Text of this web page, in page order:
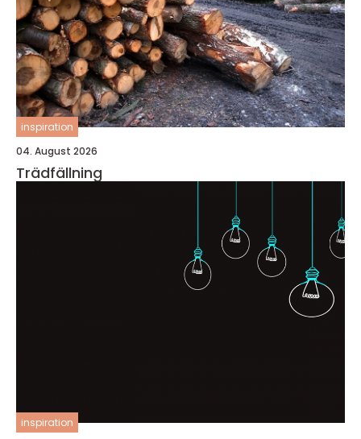
inspiration
04. August 2026
Trädfällning
inspiration